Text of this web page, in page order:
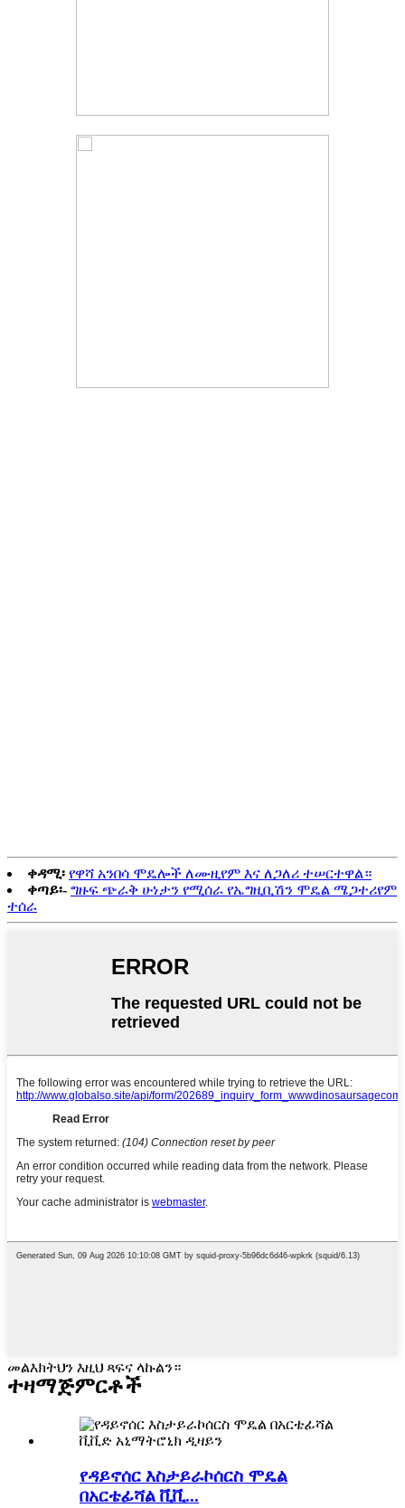
ቀዳሚ፡ የዋሻ አንበሳ ሞዴሎች ለሙዚየም እና ለጋለሪ ተሠርተዋል።
ቀጣይ፡- ግዙፍ ጭራቅ ሁነታን የሚሰራ የኤግዚቢሽን ሞዴል ሜጋተሪየም
ተሰራ
መልእክትህን እዚህ ጻፍና ላኩልን።
ተዛማጅምርቶች
የዳይኖሰር እስታይራኮሰርስ ሞዴል
በአርቴፊሻል ቪቪ...